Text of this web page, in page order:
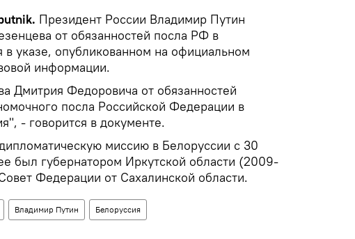
Президент России Владимир Путин
от обязанностей посла РФ в
в указе, опубликованном на официальном
информации.
Дмитрия Федоровича от обязанностей
посла Российской Федерации в
- говорится в документе.
миссию в Белоруссии с 30
был губернатором Иркутской области (2009-
Федерации от Сахалинской области.
Владимир Путин Белоруссия